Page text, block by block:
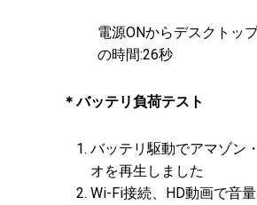
電源ONからデスクトッ
の時間:26秒
＊バッテリ負荷テスト
バッテリ駆動でアマゾン
オを再生しました
Wi-Fi接続、HD動画で音